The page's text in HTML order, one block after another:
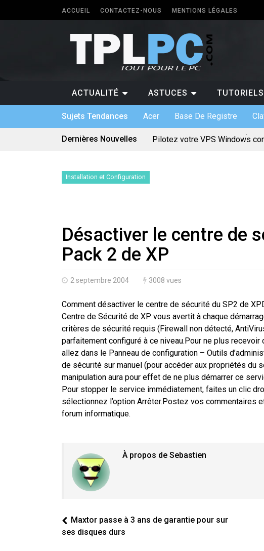
ACCUEIL CONTACTEZ-NOUS MENTIONS LÉGALES
ACTUALITÉ ASTUCES TUTORIELS
Sujets Tendances Acer Base De Registre
Dernières Nouvelles
Pilotez votre VPS Windows
Installation et Configuration
Désactiver le centre de
Pack 2 de XP
2 septembre 2004 3008 vues
Comment désactiver le centre de sécurité du SP2 de
Centre de Sécurité de XP vous avertit à chaque
critères de sécurité requis (Firewall non détecté,
parfaitement configuré à ce niveau.Pour ne plus
allez dans le Panneau de configuration – Outils
de sécurité sur manuel (pour accéder aux propriétés du
manipulation aura pour effet de ne plus démarrer ce
Pour stopper le service immédiatement, faites un clic
sélectionnez l’option Arrêter.Postez vos commentaires
forum informatique.
À propos de Sebastien
Maxtor passe à 3 ans de garantie pour sur
ses disques durs